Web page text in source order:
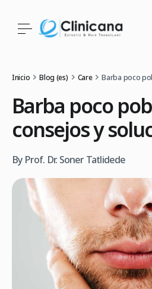
Inicio Blog (es) Care Barba poco
Barba poco
consejos y
By Prof. Dr. Soner Tatlidede